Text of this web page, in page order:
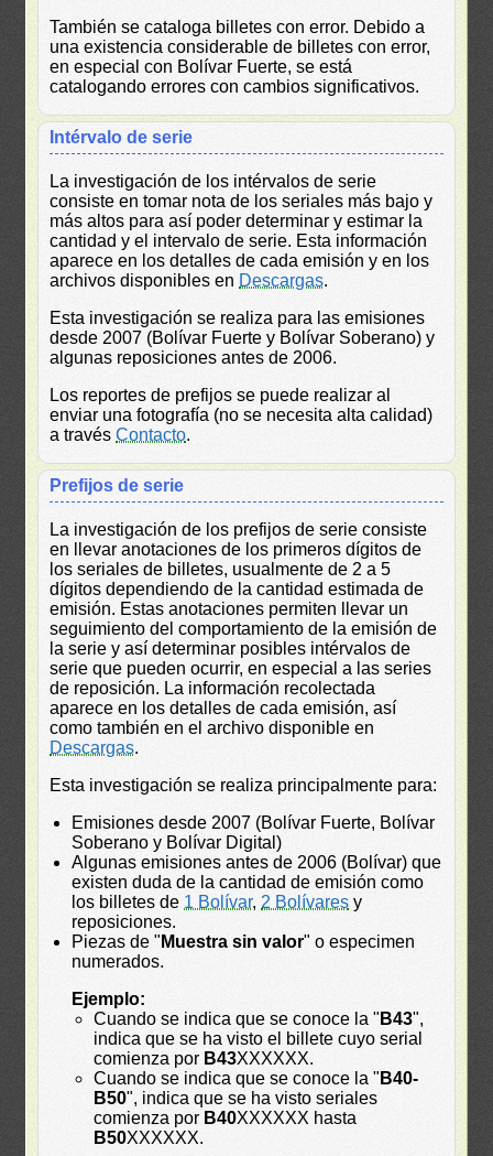
También se cataloga billetes con error. Debido a
una existencia considerable de billetes con error,
en especial con Bolívar Fuerte, se está
catalogando errores con cambios significativos.
Intérvalo de serie
La investigación de los intérvalos de serie
consiste en tomar nota de los seriales más bajo y
más altos para así poder determinar y estimar la
cantidad y el intervalo de serie. Esta información
aparece en los detalles de cada emisión y en los
archivos disponibles en Descargas.
Esta investigación se realiza para las emisiones
desde 2007 (Bolívar Fuerte y Bolívar Soberano) y
algunas reposiciones antes de 2006.
Los reportes de prefijos se puede realizar al
enviar una fotografía (no se necesita alta calidad)
a travésContacto.
Prefijos de serie
La investigación de los prefijos de serie consiste
en llevar anotaciones de los primeros dígitos de
los seriales de billetes, usualmente de 2 a 5
dígitos dependiendo de la cantidad estimada de
emisión. Estas anotaciones permiten llevar un
seguimiento del comportamiento de la emisión de
la serie y así determinar posibles intérvalos de
serie que pueden ocurrir, en especial a las series
de reposición. La información recolectada
aparece en los detalles de cada emisión, así
como también en el archivo disponible en
Descargas.
Esta investigación se realiza principalmente para:
Emisiones desde 2007 (Bolívar Fuerte, Bolívar
Soberano y Bolívar Digital)
Algunas emisiones antes de 2006 (Bolívar) que
existen duda de la cantidad de emisión como
los billetes de 1 Bolívar, 2 Bolívares y
reposiciones.
Piezas de " Muestra sin valor" o especimen
numerados.
Ejemplo:
Cuando se indica que se conoce la " B43",
indica que se ha visto el billete cuyo serial
comienza por B43XXXXXX.
Cuando se indica que se conoce la " B40-
B50", indica que se ha visto seriales
comienza por B40XXXXXX hasta
B50XXXXXX.